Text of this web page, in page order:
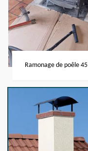
Ramonage de poêle 45